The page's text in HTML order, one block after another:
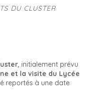
DU CLUSTER
, initialement prévu
et la visite du Lycée
reportés à une date